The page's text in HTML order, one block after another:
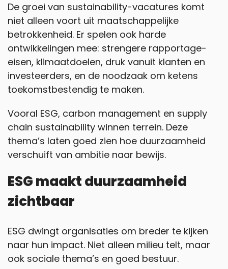
De groei van sustainability-vacatures komt
niet alleen voort uit maatschappelijke
betrokkenheid. Er spelen ook harde
ontwikkelingen mee: strengere rapportage-
eisen, klimaatdoelen, druk vanuit klanten en
investeerders, en de noodzaak om ketens
toekomstbestendig te maken.
Vooral ESG, carbon management en supply
chain sustainability winnen terrein. Deze
thema’s laten goed zien hoe duurzaamheid
verschuift van ambitie naar bewijs.
ESG maakt duurzaamheid
zichtbaar
ESG dwingt organisaties om breder te kijken
naar hun impact. Niet alleen milieu telt, maar
ook sociale thema’s en goed bestuur.